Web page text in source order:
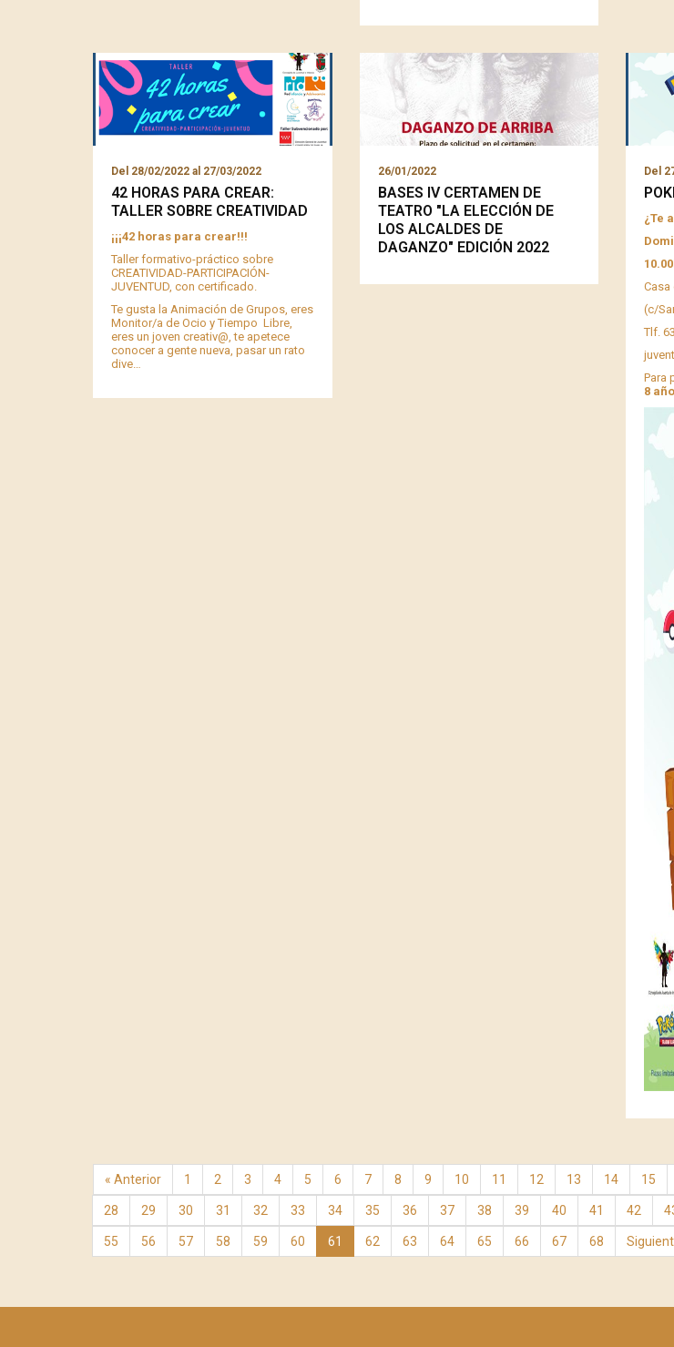
Del 28/02/2022 al 27/03/2022
42 HORAS PARA CREAR:
TALLER SOBRE CREATIVIDAD
¡¡¡42 horas para crear!!!
Taller formativo-práctico sobre
CREATIVIDAD-PARTICIPACIÓN-
JUVENTUD, con certificado.
Te gusta la Animación de Grupos, eres
Monitor/a de Ocio y Tiempo Libre,
eres un joven creativ@, te apetece
conocer a gente nueva, pasar un rato
dive…
26/01/2022
BASES IV CERTAMEN DE
TEATRO "LA ELECCIÓN DE
LOS ALCALDES DE
DAGANZO" EDICIÓN 2022
Del
¿Te
Casa
(c/
Tlf.
Para
8
« Anterior 1 2 3 4 5 6 7 8 9 10 11 12 13 14 15
28 29 30 31 32 33 34 35 36 37 38 39 40 41 42
55 56 57 58 59 60 61 62 63 64 65 66 67 68